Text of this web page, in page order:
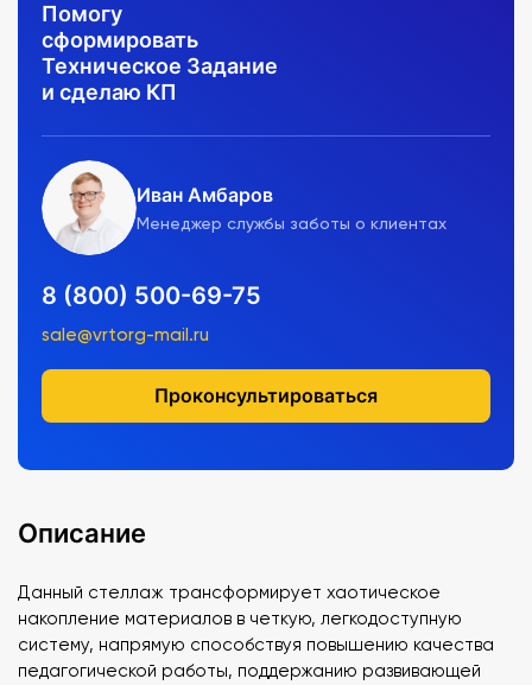
Помогу
сформировать
Техническое Задание
и сделаю КП
Иван Амбаров
Менеджер службы заботы о клиентах
8 (800) 500-69-75
sale@vrtorg-mail.ru
Проконсультироваться
Описание
Данный стеллаж трансформирует хаотическое
накопление материалов в четкую, легкодоступную
систему, напрямую способствуя повышению качества
педагогической работы, поддержанию развивающей